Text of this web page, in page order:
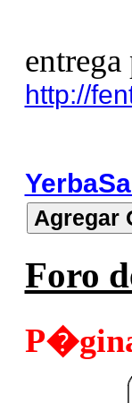
entrega
http://
Foro